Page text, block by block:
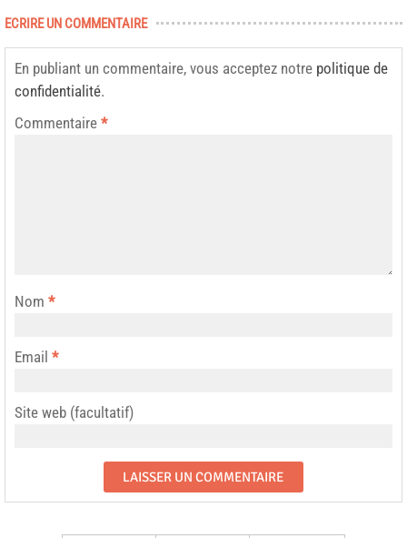
ECRIRE UN COMMENTAIRE
En publiant un commentaire, vous acceptez notre politique de
confidentialité.
Commentaire *
Nom *
Email *
Site web (facultatif)